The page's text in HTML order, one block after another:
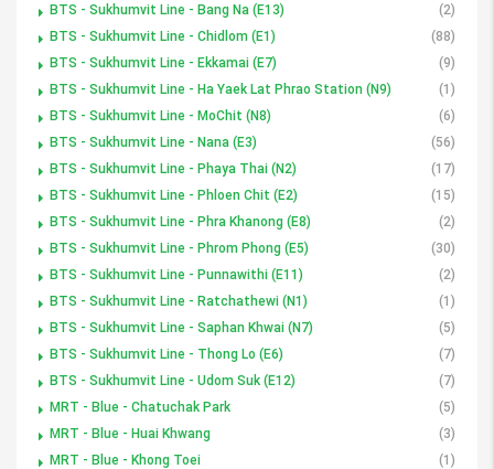
BTS - Sukhumvit Line - Bang Na (E13)
(2)
BTS - Sukhumvit Line - Chidlom (E1)
(88)
BTS - Sukhumvit Line - Ekkamai (E7)
(9)
BTS - Sukhumvit Line - Ha Yaek Lat Phrao Station (N9)
(1)
BTS - Sukhumvit Line - MoChit (N8)
(6)
BTS - Sukhumvit Line - Nana (E3)
(56)
BTS - Sukhumvit Line - Phaya Thai (N2)
(17)
BTS - Sukhumvit Line - Phloen Chit (E2)
(15)
BTS - Sukhumvit Line - Phra Khanong (E8)
(2)
BTS - Sukhumvit Line - Phrom Phong (E5)
(30)
BTS - Sukhumvit Line - Punnawithi (E11)
(2)
BTS - Sukhumvit Line - Ratchathewi (N1)
(1)
BTS - Sukhumvit Line - Saphan Khwai (N7)
(5)
BTS - Sukhumvit Line - Thong Lo (E6)
(7)
BTS - Sukhumvit Line - Udom Suk (E12)
(7)
MRT - Blue - Chatuchak Park
(5)
MRT - Blue - Huai Khwang
(3)
MRT - Blue - Khong Toei
(1)